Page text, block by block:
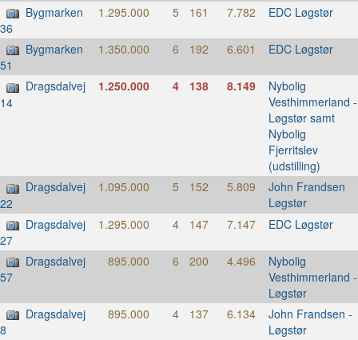
Bygmarken
36
1.295.000 5 161 7.782 EDC Løgstør
Bygmarken
51
1.350.000 6 192 6.601 EDC Løgstør
Dragsdalvej
14
1.250.000 4 138 8.149 Nybolig
Vesthimmerland -
Løgstør samt
Nybolig
Fjerritslev
(udstilling)
Dragsdalvej
22
1.095.000 5 152 5.809 John Frandsen
Løgstør
Dragsdalvej
27
1.295.000 4 147 7.147 EDC Løgstør
Dragsdalvej
57
895.000 6 200 4.496 Nybolig
Vesthimmerland -
Løgstør
Dragsdalvej
8
895.000 4 137 6.134 John Frandsen -
Løgstør